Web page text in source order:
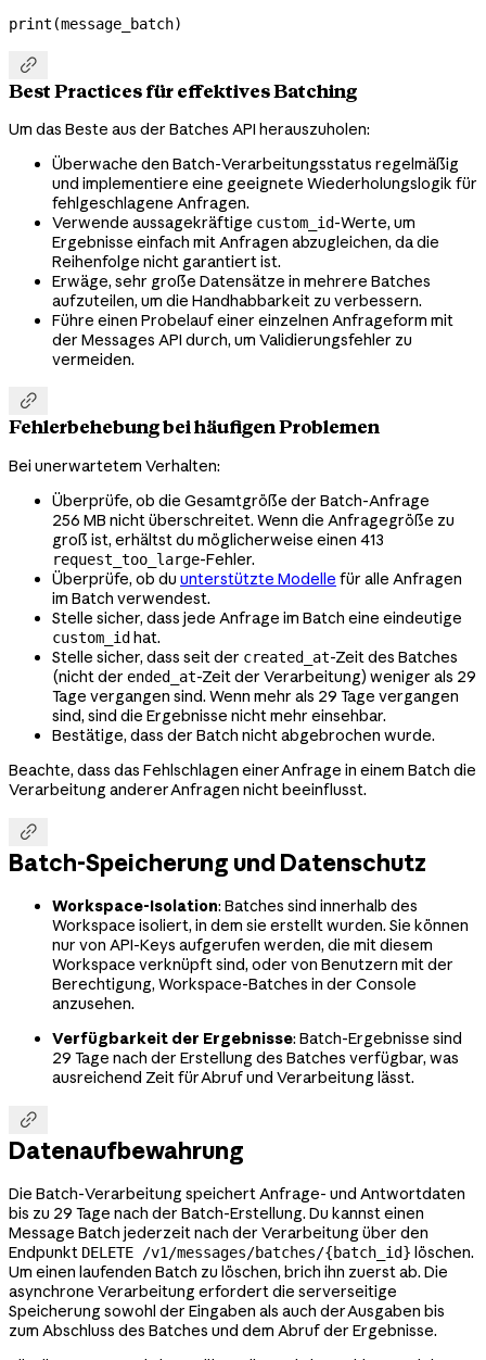
print (message_batch)

Best Practices für effektives Batching
Um das Beste aus der Batches API herauszuholen:
Überwache den Batch-Verarbeitungsstatus regelmäßig
und implementiere eine geeignete Wiederholungslogik für
fehlgeschlagene Anfragen.
Verwende aussagekräftige custom_id-Werte, um
Ergebnisse einfach mit Anfragen abzugleichen, da die
Reihenfolge nicht garantiert ist.
Erwäge, sehr große Datensätze in mehrere Batches
aufzuteilen, um die Handhabbarkeit zu verbessern.
Führe einen Probelauf einer einzelnen Anfrageform mit
der Messages API durch, um Validierungsfehler zu
vermeiden.

Fehlerbehebung bei häufigen Problemen
Bei unerwartetem Verhalten:
Überprüfe, ob die Gesamtgröße der Batch-Anfrage
256 MB nicht überschreitet. Wenn die Anfragegröße zu
groß ist, erhältst du möglicherweise einen 413
request_too_large-Fehler.
Überprüfe, ob du unterstützte Modelle für alle Anfragen
im Batch verwendest.
Stelle sicher, dass jede Anfrage im Batch eine eindeutige
custom_id hat.
Stelle sicher, dass seit der created_at-Zeit des Batches
(nicht der ended_at-Zeit der Verarbeitung) weniger als 29
Tage vergangen sind. Wenn mehr als 29 Tage vergangen
sind, sind die Ergebnisse nicht mehr einsehbar.
Bestätige, dass der Batch nicht abgebrochen wurde.
Beachte, dass das Fehlschlagen einer Anfrage in einem Batch die
Verarbeitung anderer Anfragen nicht beeinflusst.

Batch-Speicherung und Datenschutz
Workspace-Isolation: Batches sind innerhalb des
Workspace isoliert, in dem sie erstellt wurden. Sie können
nur von API-Keys aufgerufen werden, die mit diesem
Workspace verknüpft sind, oder von Benutzern mit der
Berechtigung, Workspace-Batches in der Console
anzusehen.
Verfügbarkeit der Ergebnisse: Batch-Ergebnisse sind
29 Tage nach der Erstellung des Batches verfügbar, was
ausreichend Zeit für Abruf und Verarbeitung lässt.

Datenaufbewahrung
Die Batch-Verarbeitung speichert Anfrage- und Antwortdaten
bis zu 29 Tage nach der Batch-Erstellung. Du kannst einen
Message Batch jederzeit nach der Verarbeitung über den
Endpunkt DELETE /v1/messages/batches/{batch_id} löschen.
Um einen laufenden Batch zu löschen, brich ihn zuerst ab. Die
asynchrone Verarbeitung erfordert die serverseitige
Speicherung sowohl der Eingaben als auch der Ausgaben bis
zum Abschluss des Batches und dem Abruf der Ergebnisse.